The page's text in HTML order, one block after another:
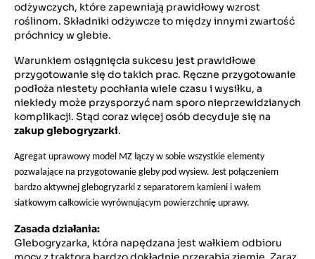
odżywczych, które zapewniają prawidłowy wzrost
roślinom. Składniki odżywcze to między innymi zwartość
próchnicy w glebie.
Warunkiem osiągnięcia sukcesu jest prawidłowe
przygotowanie się do takich prac. Ręczne przygotowanie
podłoża niestety pochłania wiele czasu i wysiłku, a
niekiedy może przysporzyć nam sporo nieprzewidzianych
komplikacji. Stąd coraz więcej osób decyduje się na
zakup glebogryzarki.
Agregat uprawowy model MZ łączy w sobie wszystkie elementy
pozwalające na przygotowanie gleby pod wysiew. Jest połączeniem
bardzo aktywnej glebogryzarki z separatorem kamieni i wałem
siatkowym całkowicie wyrównującym powierzchnię uprawy.
Zasada działania:
Glebogryzarka, która napędzana jest wałkiem odbioru